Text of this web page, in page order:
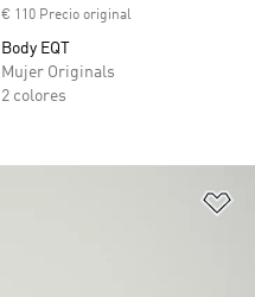
€ 110 Precio original
Body EQT
Mujer Originals
2 colores